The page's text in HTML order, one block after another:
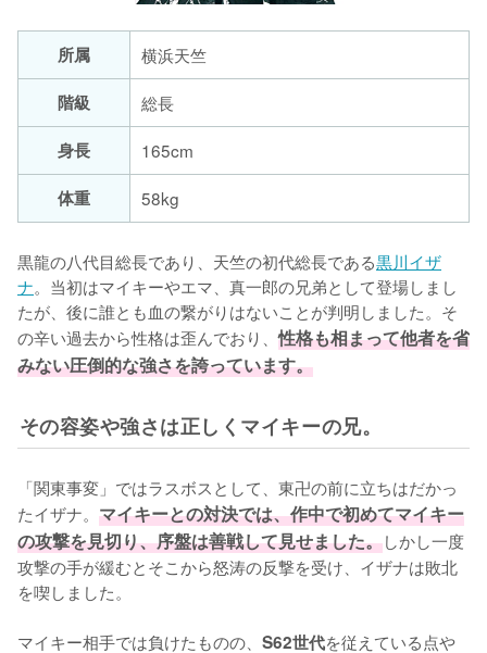
所属
階級
総長
身長
165cm
体重
58kg
黒龍の八代目総長であり、天竺の初代総長である黒川イザ
ナ。当初はマイキーやエマ、真一郎の兄弟として登場しまし
たが、後に誰とも血の繋がりはないことが判明しました。そ
の辛い過去から性格は歪んでおり、性格も相まって他者を省
みない圧倒的な強さを誇っています。
その容姿や強さは正しくマイキーの兄。
「関東事変」ではラスボスとして、東卍の前に立ちはだかっ
たイザナ。 マイキーとの対決では、作中で初めてマイキー
の攻撃を見切り、序盤は善戦して見せました。しかし一度
攻撃の手が緩むとそこから怒涛の反撃を受け、イザナは敗北
を喫しました。
マイキー相手では負けたものの、 S62世代を従えている点や